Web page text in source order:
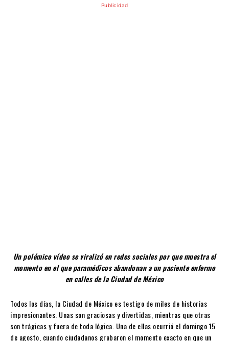
Publicidad
Un polémico vídeo se viralizó en redes sociales por que muestra el
momento en el que paramédicos abandonan a un paciente enfermo
en calles de la Ciudad de México
Todos los días, la Ciudad de México es testigo de miles de historias
impresionantes. Unas son graciosas y divertidas, mientras que otras
son trágicas y fuera de toda lógica. Una de ellas ocurrió el domingo 15
de agosto, cuando ciudadanos grabaron el momento exacto en que un